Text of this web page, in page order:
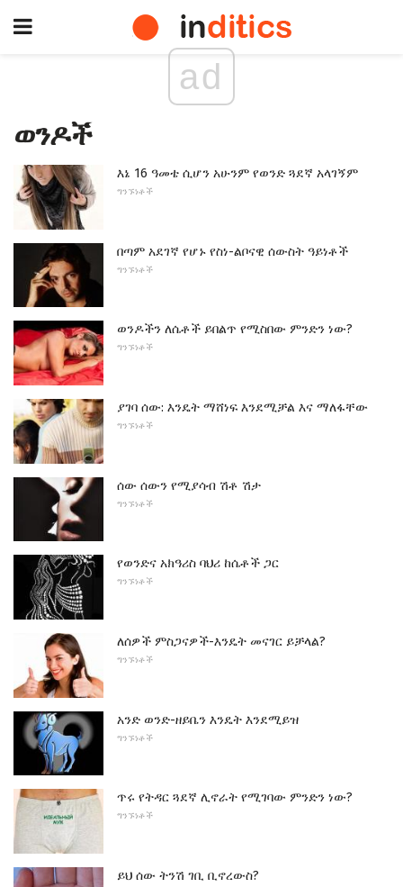
ad
ወንዶች
እኔ 16 ዓመቴ ሲሆን አሁንም የወንድ ጓደኛ አላገኝም
ግንኙነቶች
በጣም አደገኛ የሆኑ የስነ-ልቦናዊ ሰውስት ዓይነቶች
ግንኙነቶች
ወንዶችን ለሴቶች ይበልጥ የሚስበው ምንድን ነው?
ግንኙነቶች
ያገባ ሰው: እንዴት ማሸነፍ እንደሚቻል እና ማለፋቸው
ግንኙነቶች
ሰው ሰውን የሚያሳብ ሽቶ ሽታ
ግንኙነቶች
የወንድና አክዓሪስ ባህሪ ከሴቶች ጋር
ግንኙነቶች
ለሰዎች ምስጋናዎች-እንዴት መናገር ይቻላል?
ግንኙነቶች
አንድ ወንድ-ዘይቤን እንዴት እንደሚይዝ
ግንኙነቶች
ጥሩ የትዳር ጓደኛ ሊኖራት የሚገባው ምንድን ነው?
ግንኙነቶች
ይህ ሰው ትንሽ ገቢ ቢኖረውስ?